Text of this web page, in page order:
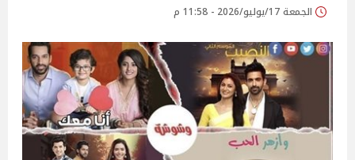
الجمعة 17/يوليو/2026 - 11:58 م